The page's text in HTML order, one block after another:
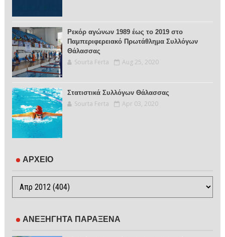
Ρεκόρ αγώνων 1989 έως το 2019 στο
Παμπεριφερειακό Πρωτάθλημα Συλλόγων
Θάλασσας
Sourta Ferta Aug 25, 2020
Στατιστικά Συλλόγων Θάλασσας
Sourta Ferta Apr 03, 2020
ΑΡΧΕΙΟ
ΑΝΕΞΗΓΗΤΑ ΠΑΡΑΞΕΝΑ